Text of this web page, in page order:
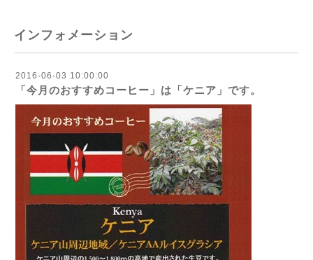
インフォメーション
2016-06-03 10:00:00
「今月のおすすめコーヒー」は「ケニア」です。